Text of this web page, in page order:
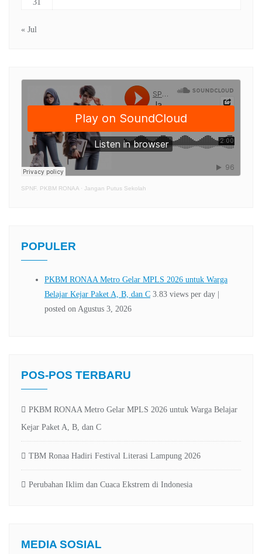
31
« Jul
SPNF. PKBM RONAA · Jangan Putus Sekolah
POPULER
POS-POS TERBARU
PKBM RONAA Metro Gelar MPLS 2026 untuk Warga Belajar
Kejar Paket A, B, dan C
TBM Ronaa Hadiri Festival Literasi Lampung 2026
Perubahan Iklim dan Cuaca Ekstrem di Indonesia
MEDIA SOSIAL